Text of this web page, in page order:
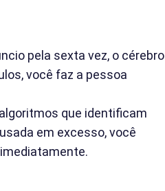
pela sexta vez, o cérebro
você faz a pessoa
que identificam
em excesso, você